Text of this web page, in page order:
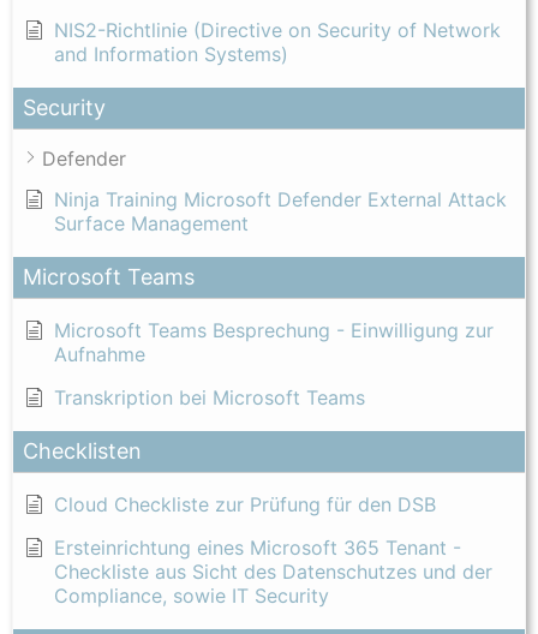
NIS2-Richtlinie (Directive on Security of Network
and Information Systems)
Security
Defender
Ninja Training Microsoft Defender External Attack
Surface Management
Microsoft Teams
Microsoft Teams Besprechung - Einwilligung zur
Aufnahme
Transkription bei Microsoft Teams
Checklisten
Cloud Checkliste zur Prüfung für den DSB
Ersteinrichtung eines Microsoft 365 Tenant -
Checkliste aus Sicht des Datenschutzes und der
Compliance, sowie IT Security